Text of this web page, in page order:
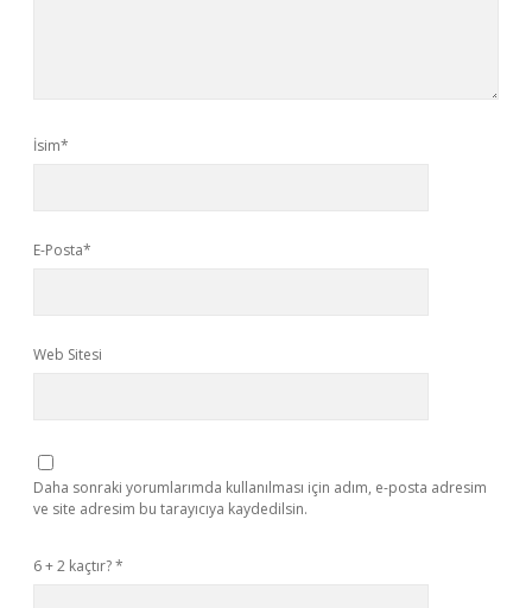
İsim*
E-Posta*
Web Sitesi
Daha sonraki yorumlarımda kullanılması için adım, e-posta adresim
ve site adresim bu tarayıcıya kaydedilsin.
6 + 2 kaçtır?*